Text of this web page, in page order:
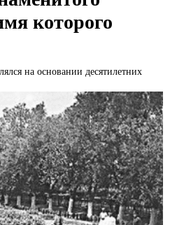
которого
на основании десятилетних